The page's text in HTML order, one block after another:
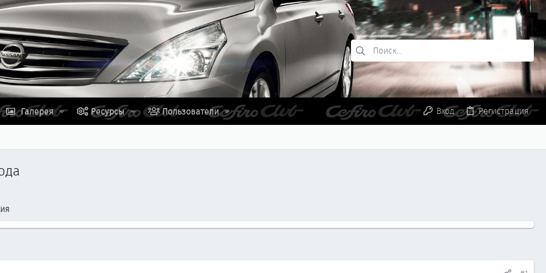
Галерея Ресурсы Пользователи Вход Регистрация